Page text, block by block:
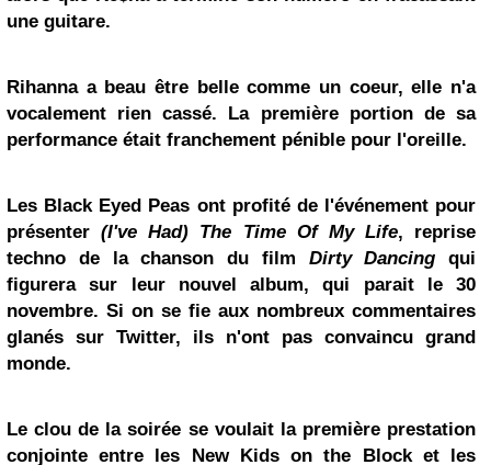
une guitare.
Rihanna a beau être belle comme un coeur, elle n'a
vocalement rien cassé. La première portion de sa
performance était franchement pénible pour l'oreille.
Les Black Eyed Peas ont profité de l'événement pour
présenter(I've Had) The Time Of My Life, reprise
techno de la chanson du film Dirty Dancing qui
figurera sur leur nouvel album, qui parait le 30
novembre. Si on se fie aux nombreux commentaires
glanés sur Twitter, ils n'ont pas convaincu grand
monde.
Le clou de la soirée se voulait la première prestation
conjointe entre les
New Kids on the Blocket les